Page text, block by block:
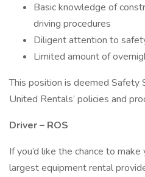
Basic knowledge of
driving procedures
Diligent attention to
Limited amount of
This position is deemed Safety
United Rentals’ policies and
Driver – ROS
If you’d like the chance to
largest equipment rental